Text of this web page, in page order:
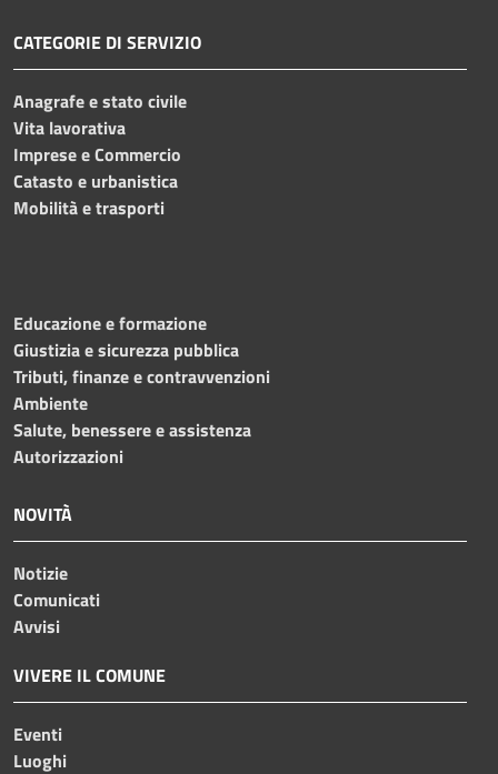
CATEGORIE DI SERVIZIO
Anagrafe e stato civile
Vita lavorativa
Imprese e Commercio
Catasto e urbanistica
Mobilità e trasporti
Educazione e formazione
Giustizia e sicurezza pubblica
Tributi, finanze e contravvenzioni
Ambiente
Salute, benessere e assistenza
Autorizzazioni
NOVITÀ
Notizie
Comunicati
Avvisi
VIVERE IL COMUNE
Eventi
Luoghi